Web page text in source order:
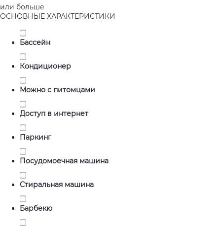
или больше
ОСНОВНЫЕ ХАРАКТЕРИСТИКИ
Бассейн
Кондиционер
Можно с питомцами
Доступ в интернет
Паркинг
Посудомоечная машина
Стиральная машина
Барбекю